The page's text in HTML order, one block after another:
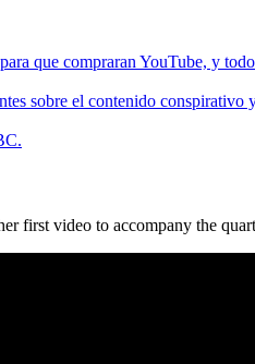
que compraran YouTube, y
sobre el contenido
first video to accompany the